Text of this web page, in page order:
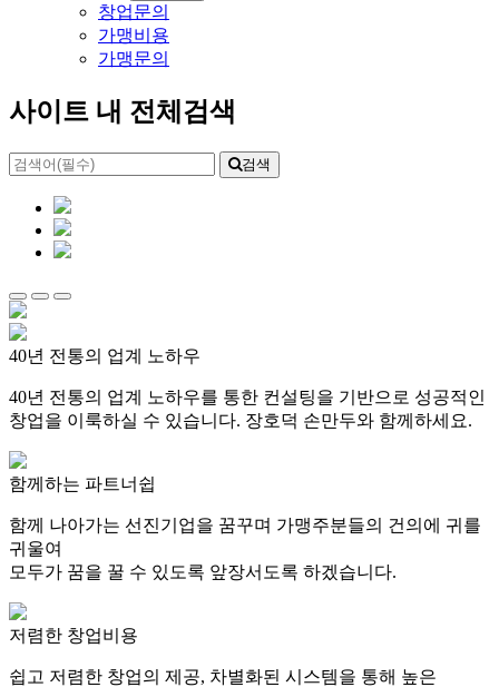
창업문의
가맹비용
가맹문의
사이트 내 전체검색
검색
40년 전통의 업계 노하우
40년 전통의 업계 노하우를 통한 컨설팅을 기반으로 성공적인
창업을 이룩하실 수 있습니다. 장호덕 손만두와 함께하세요.
함께하는 파트너쉽
함께 나아가는 선진기업을 꿈꾸며 가맹주분들의 건의에 귀를
귀울여
모두가 꿈을 꿀 수 있도록 앞장서도록 하겠습니다.
저렴한 창업비용
쉽고 저렴한 창업의 제공, 차별화된 시스템을 통해 높은